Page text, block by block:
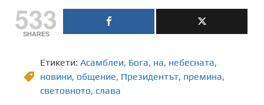
533
SHARES
Етикети: Асамблеи, Бога, на, небесната,
новини, общение, Президентът, премина,
световното, слава